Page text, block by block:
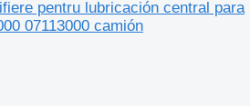
pentru lubricación central para
07113000 camión